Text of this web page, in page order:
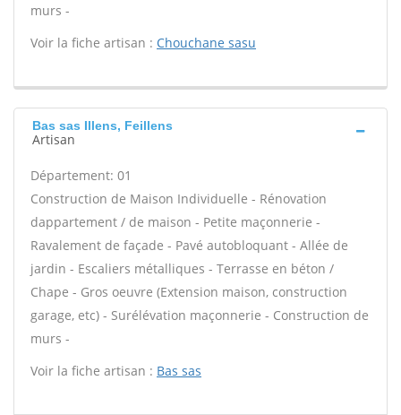
murs -
Voir la fiche artisan : Chouchane sasu
Bas sas Illens, Feillens
Artisan
Département: 01
Construction de Maison Individuelle - Rénovation
dappartement / de maison - Petite maçonnerie -
Ravalement de façade - Pavé autobloquant - Allée de
jardin - Escaliers métalliques - Terrasse en béton /
Chape - Gros oeuvre (Extension maison, construction
garage, etc) - Surélévation maçonnerie - Construction de
murs -
Voir la fiche artisan : Bas sas